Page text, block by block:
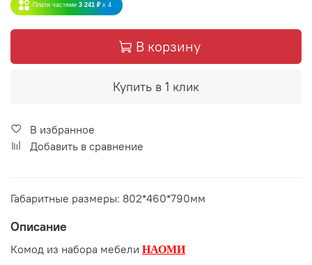
Плати частями 3 241 ₽ x 4
В корзину
Купить в 1 клик
В избранное
Добавить в сравнение
Габаритные размеры: 802*460*790мм
Описание
Комод из набора мебели НАОМИ